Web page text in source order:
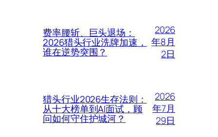
费率腰斩、巨头退场：
2026猎头行业洗牌加速，
谁在逆势突围？
2026
年8月
2日
猎头行业2026生存法则：
从十大榜单到AI面试，顾
问如何守住护城河？
2026
年7月
29日